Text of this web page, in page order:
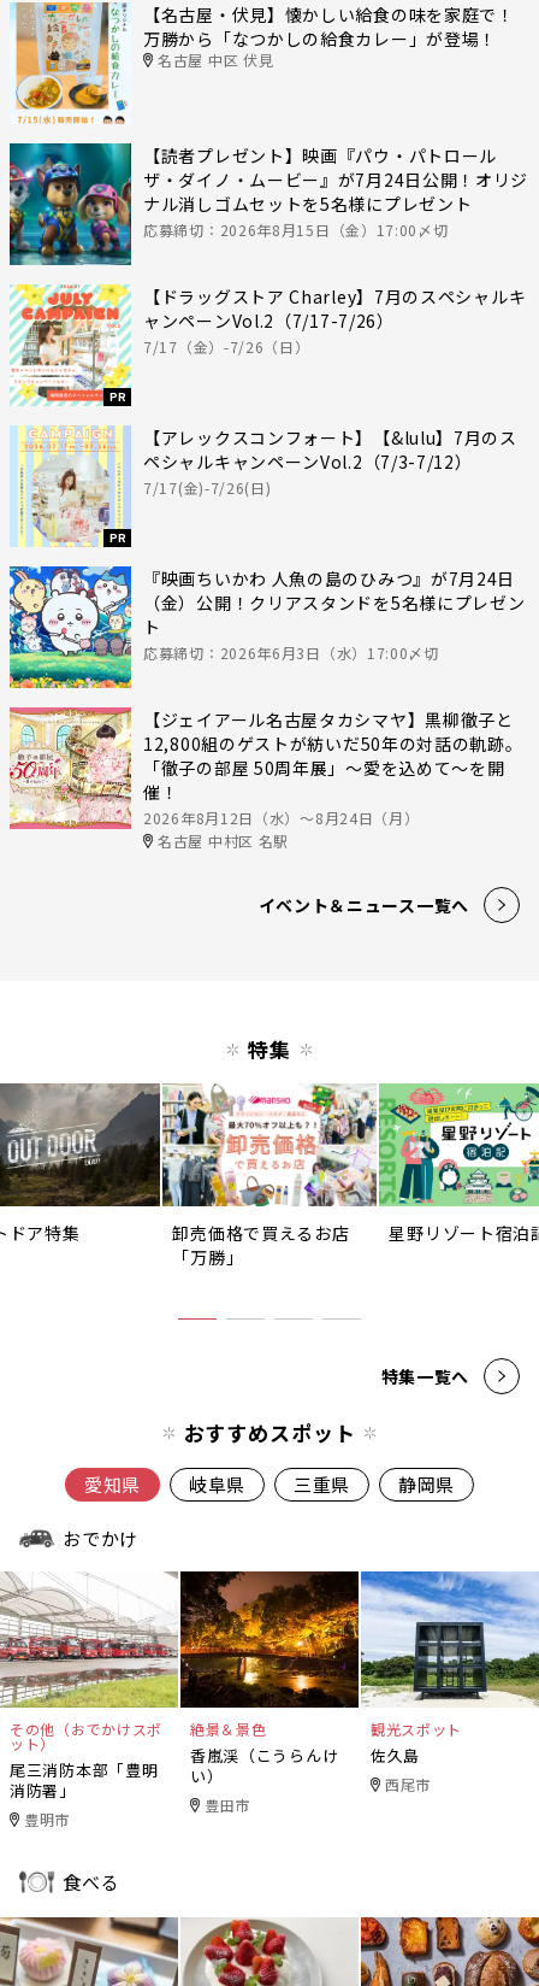
【名古屋・伏見】懐かしい給食の味を家庭で！
万勝から「なつかしの給食カレー」が登場！
名古屋 中区 伏見
【読者プレゼント】映画『パウ・パトロール
ザ・ダイノ・ムービー』が7月24日公開！オリジ
ナル消しゴムセットを5名様にプレゼント
応募締切：2026年8月15日（金）17:00〆切
PR
【ドラッグストア Charley】7月のスペシャルキ
ャンペーンVol.2（7/17-7/26）
7/17（金）-7/26（日）
PR
【アレックスコンフォート】【&lulu】7月のス
ペシャルキャンペーンVol.2（7/3-7/12）
7/17(金)-7/26(日)
『映画ちいかわ 人魚の島のひみつ』が7月24日
（金）公開！クリアスタンドを5名様にプレゼン
ト
応募締切：2026年6月3日（水）17:00〆切
【ジェイアール名古屋タカシマヤ】黒柳徹子と
12,800組のゲストが紡いだ50年の対話の軌跡。
「徹子の部屋 50周年展」～愛を込めて～を開
催！
2026年8月12日（水）〜8月24日（月）
名古屋 中村区 名駅
イベント＆ニュース一覧へ
特集
ドア特集
卸売価格で買えるお店
「万勝」
星野リゾート宿泊
特集一覧へ
おすすめスポット
愛知県 岐阜県 三重県 静岡県
おでかけ
その他（おでかけスポ
ット）
尾三消防本部「豊明
消防署」
豊明市
絶景＆景色
香嵐渓（こうらんけ
い）
豊田市
観光スポット
佐久島
西尾市
食べる